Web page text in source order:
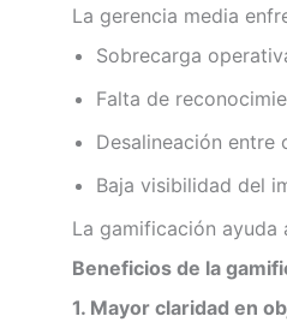
La gerencia media
Sobrecarga
Falta de
Desalineación
Baja visibilidad del
La gamificación
Beneficios de la
1. Mayor claridad en